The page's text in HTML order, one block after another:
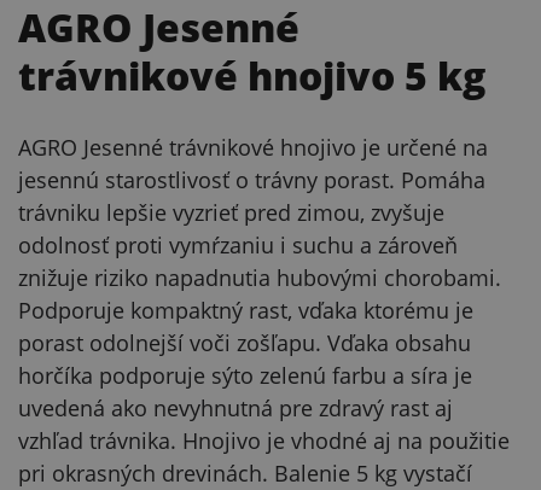
AGRO Jesenné
trávnikové hnojivo 5 kg
AGRO Jesenné trávnikové hnojivo je určené na
jesennú starostlivosť o trávny porast. Pomáha
trávniku lepšie vyzrieť pred zimou, zvyšuje
odolnosť proti vymŕzaniu i suchu a zároveň
znižuje riziko napadnutia hubovými chorobami.
Podporuje kompaktný rast, vďaka ktorému je
porast odolnejší voči zošľapu. Vďaka obsahu
horčíka podporuje sýto zelenú farbu a síra je
uvedená ako nevyhnutná pre zdravý rast aj
vzhľad trávnika. Hnojivo je vhodné aj na použitie
pri okrasných drevinách. Balenie 5 kg vystačí